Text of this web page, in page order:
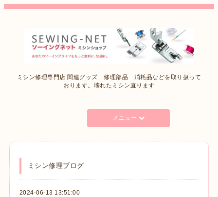
ミシン修理専門店 関連グッズ 修理部品 消耗品などを取り扱って
おります。壊れたミシン直ります
メニュー
ミシン修理ブログ
2024-06-13 13:51:00